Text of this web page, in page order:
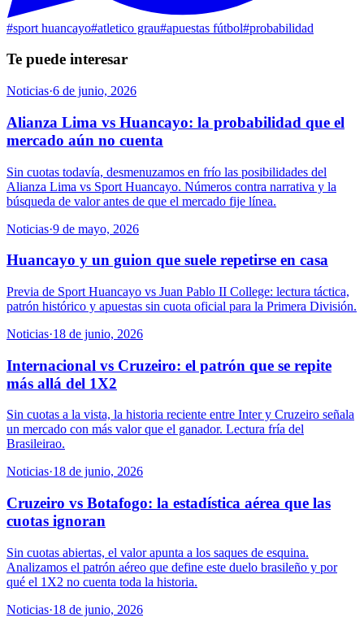
#sport huancayo#atletico grau#apuestas fútbol#probabilidad
Te puede interesar
Noticias·6 de junio, 2026
Alianza Lima vs Huancayo: la probabilidad que el
mercado aún no cuenta
Sin cuotas todavía, desmenuzamos en frío las posibilidades del
Alianza Lima vs Sport Huancayo. Números contra narrativa y la
búsqueda de valor antes de que el mercado fije línea.
Noticias·9 de mayo, 2026
Huancayo y un guion que suele repetirse en casa
Previa de Sport Huancayo vs Juan Pablo II College: lectura táctica,
patrón histórico y apuestas sin cuota oficial para la Primera División.
Noticias·18 de junio, 2026
Internacional vs Cruzeiro: el patrón que se repite
más allá del 1X2
Sin cuotas a la vista, la historia reciente entre Inter y Cruzeiro señala
un mercado con más valor que el ganador. Lectura fría del
Brasileirao.
Noticias·18 de junio, 2026
Cruzeiro vs Botafogo: la estadística aérea que las
cuotas ignoran
Sin cuotas abiertas, el valor apunta a los saques de esquina.
Analizamos el patrón aéreo que define este duelo brasileño y por
qué el 1X2 no cuenta toda la historia.
Noticias·18 de junio, 2026